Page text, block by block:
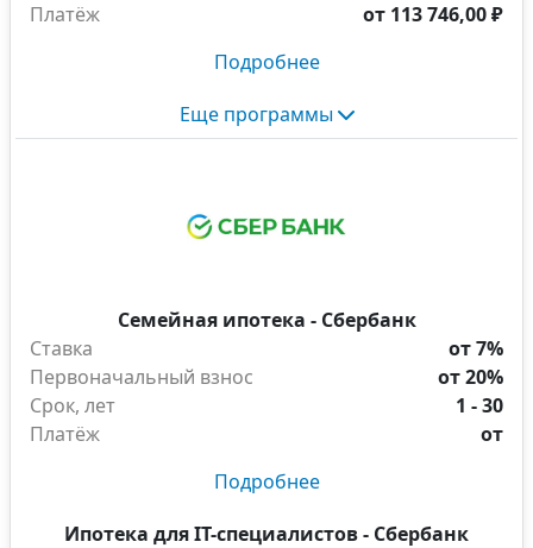
Платёж
от 113 746,00 ₽
Подробнее
Еще программы
Семейная ипотека - Сбербанк
Ставка
от 7%
Первоначальный взнос
от 20%
Срок, лет
1 - 30
Платёж
от
Подробнее
Ипотека для IT-специалистов - Сбербанк